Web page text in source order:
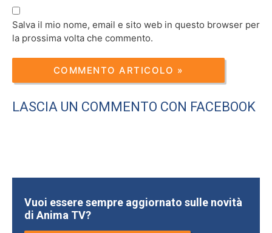
Salva il mio nome, email e sito web in questo browser per
la prossima volta che commento.
LASCIA UN COMMENTO CON FACEBOOK
Vuoi essere sempre aggiornato sulle novità
di Anima TV?